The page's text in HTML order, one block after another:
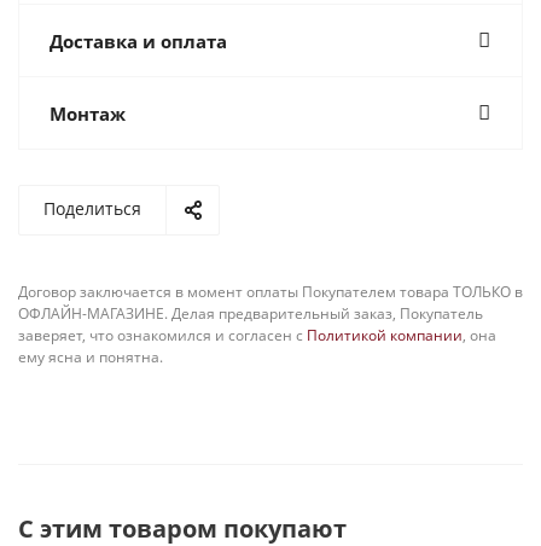
Доставка и оплата
Монтаж
Поделиться
Договор заключается в момент оплаты Покупателем товара ТОЛЬКО в
ОФЛАЙН-МАГАЗИНЕ. Делая предварительный заказ, Покупатель
заверяет, что ознакомился и согласен с Политикой компании, она
ему ясна и понятна.
С этим товаром покупают